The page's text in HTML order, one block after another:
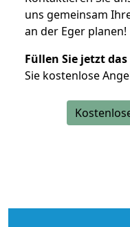
uns gemeinsam
an der Eger planen!
Füllen Sie jetzt
Sie kostenlose